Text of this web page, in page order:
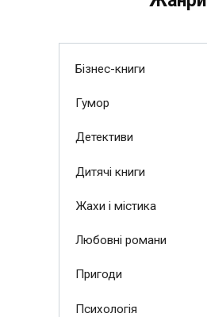
Бізнес-книги
Гумор
Детективи
Дитячі книги
Жахи і містика
Любовні романи
Пригоди
Психологія